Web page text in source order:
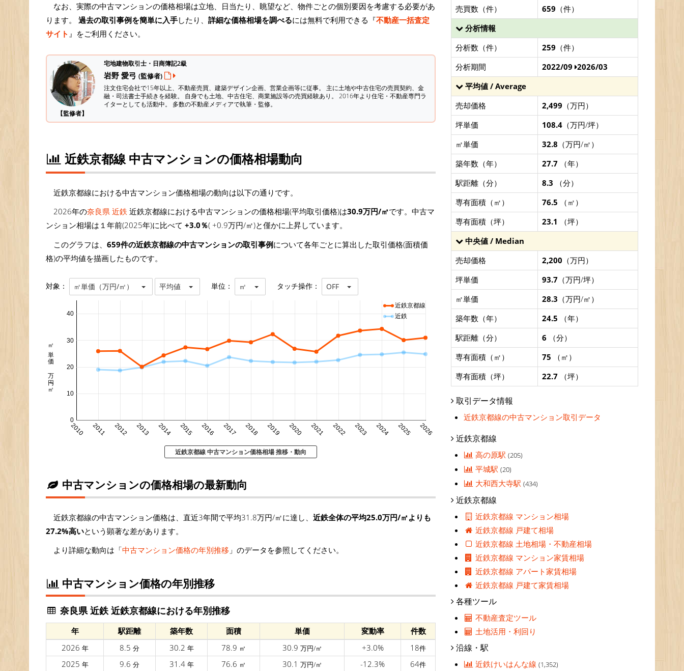
なお、実際の中古マンションの価格相場は立地、日当たり、眺望など、物件ごとの個別要因を考慮する必要があ
ります。 過去の取引事例を簡単に入手したり、 詳細な価格相場を調べるには無料で利用できる『不動産一括査定
サイト 』をご利用ください。
【監修者】
宅地建物取引士・日商簿記2級
岩野 愛弓 (監修者)
注文住宅会社で15年以上、不動産売買、建築デザイン企画、営業企画等に従事。 主に土地や中古住宅の売買契約、金
融・司法書士手続きを経験。 自身でも土地、中古住宅、商業施設等の売買経験あり。 2016年より住宅・不動産専門ラ
イターとしても活動中。 多数の不動産メディアで執筆・監修。
近鉄京都線 中古マンションの価格相場動向
近鉄京都線における中古マンション価格相場の動向は以下の通りです。
2026年の奈良県 近鉄 近鉄京都線における中古マンションの価格相場(平均取引価格)は30.9万円/㎡です。中古マ
ンション相場は１年前(2025年)に比べて +3.0％( +0.9万円/㎡)と僅かに上昇しています。
このグラフは、 659件の近鉄京都線の中古マンションの取引事例について各年ごとに算出した取引価格(面積価
格)の平均値を描画したものです。
対象： ㎡単価（万円/㎡） 平均値 単位： ㎡ タッチ操作： OFF
2010 2011 2012 2013 2014 2015 2016 2017 2018 2019 2020 2021 2022 2023 2024 2025 2026
0
10
20
30
40
㎡単価 万円/㎡
近鉄京都線
近鉄
近鉄京都線 中古マンション価格相場 推移・動向
中古マンションの価格相場の最新動向
近鉄京都線の中古マンション価格は、直近3年間で平均31.8万円/㎡に達し、 近鉄全体の平均25.0万円/㎡よりも
27.2%高いという顕著な差があります。
より詳細な動向は「中古マンション価格の年別推移 」のデータを参照してください。
中古マンション価格の年別推移
奈良県 近鉄 近鉄京都線における年別推移
年 駅距離 築年数 面積 単価 変動率
件数
2026 年 8.5 分 30.2 年 78.9 ㎡ 30.9 万円/㎡ +3.0% 18件
2025 年 9.6 分 31.4 年 76.6 ㎡ 30.1 万円/㎡ -12.3% 64件
売買数（件）
659 （件）
分析情報
分析数（件）
259 （件）
分析期間
2022/09 2026/03
平均値 / Average
売却価格
2,499 （万円）
坪単価
108.4 （万円/坪）
㎡単価
32.8 （万円/㎡）
築年数（年）
27.7 （年）
駅距離（分）
8.3 （分）
専有面積（㎡）
76.5 （㎡）
専有面積（坪）
23.1 （坪）
中央値 / Median
売却価格
2,200 （万円）
坪単価
93.7 （万円/坪）
㎡単価
28.3 （万円/㎡）
築年数（年）
24.5 （年）
駅距離（分）
6 （分）
専有面積（㎡）
75 （㎡）
専有面積（坪）
22.7 （坪）
取引データ情報
近鉄京都線の中古マンション取引データ
近鉄京都線
高の原駅(205)
平城駅(20)
大和西大寺駅(434)
近鉄京都線
近鉄京都線 マンション相場
近鉄京都線 戸建て相場
近鉄京都線 土地相場・不動産相場
近鉄京都線 マンション家賃相場
近鉄京都線 アパート家賃相場
近鉄京都線 戸建て家賃相場
各種ツール
不動産査定ツール
土地活用・利回り
沿線・駅
近鉄けいはんな線(1,352)